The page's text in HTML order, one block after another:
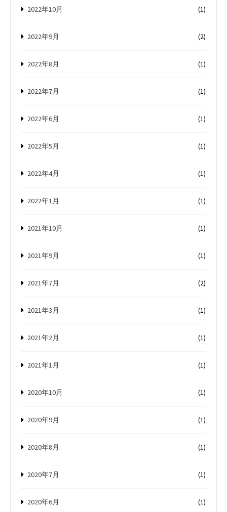
2022年10月 (1)
2022年9月 (2)
2022年8月 (1)
2022年7月 (1)
2022年6月 (1)
2022年5月 (1)
2022年4月 (1)
2022年1月 (1)
2021年10月 (1)
2021年9月 (1)
2021年7月 (2)
2021年3月 (1)
2021年2月 (1)
2021年1月 (1)
2020年10月 (1)
2020年9月 (1)
2020年8月 (1)
2020年7月 (1)
2020年6月 (1)